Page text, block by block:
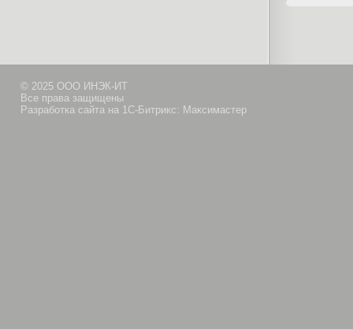
© 2025 ООО ИНЭК-ИТ
Все права защищены
Разработка сайта на 1С-Битрикс: Максимастер